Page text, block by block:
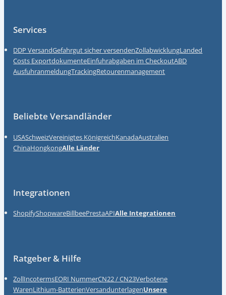
Services
DDP VersandGefahrgut sicher versendenZollabwicklungLanded
Costs ExportdokumenteEinfuhrabgaben im CheckoutABD
AusfuhranmeldungTrackingRetourenmanagement
Beliebte Versandländer
USASchweizVereinigtes KönigreichKanadaAustralien
ChinaHongkongAlle Länder
Integrationen
ShopifyShopwareBillbeePrestaAPIAlle Integrationen
Ratgeber & Hilfe
ZollIncotermsEORI NummerCN22 / CN23Verbotene
WarenLithium-BatterienVersandunterlagenUnsere